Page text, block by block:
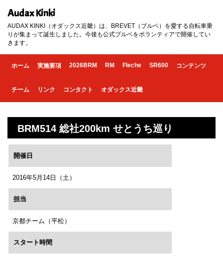
Audax Kinki
AUDAX KINKI（オダックス近畿）は、BREVET（ブルベ）を愛する自転車乗
りが集まって誕生しました。今後も公式ブルベをボランティアで開催してい
きます。
ホーム 実施要項 2026BRM RM Fleche SR600 コンテンツ
チーム リンク コンタクト オダックス近畿
BRM514 総社200km せとうち巡り
開催日
2016年5月14日（土）
担当
京都チーム（平松）
スタート時間